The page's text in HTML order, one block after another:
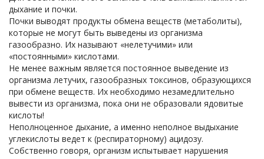
дыхание и почки.
Почки выводят продукты обмена веществ (метаболиты),
которые не могут быть выведены из организма
газообразно. Их называют «нелетучими» или
«постоянными» кислотами.
Не менее важным является постоянное выведение из
организма летучих, газообразных токсинов, образующихся
при обмене веществ. Их необходимо незамедлительно
вывести из организма, пока они не образовали ядовитые
кислоты!
Неполноценное дыхание, а именно неполное выдыхание
углекислоты ведет к (респираторному) ацидозу.
Собственно говоря, организм испытывает нарушения